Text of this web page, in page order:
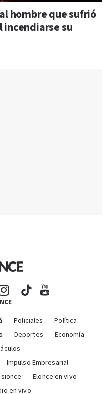
hombre que sufrió
incendiarse su
Policiales
Política
Deportes
Economía
Impulso Empresarial
Elonce en vivo
en vivo